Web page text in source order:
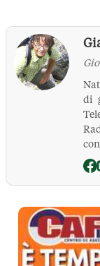
di
La Pressa